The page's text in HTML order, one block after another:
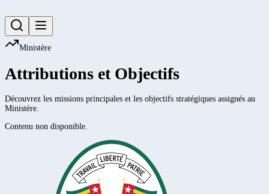
Ministère
Attributions et Objectifs
Découvrez les missions principales et les objectifs stratégiques assignés au
Ministère.
Contenu non disponible.